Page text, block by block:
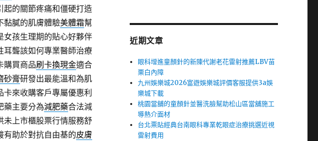
起的關節疼痛和僵硬打造
黏膩的肌膚體驗美體霜幫
女孩生理期的貼心好夥伴
耳聾該如何專業醫師治療
購買商品刷卡換現金適合
砂膏研發出最能溫和為肌
卡來收購客戶專屬優惠利
藥主要分為減肥藥合法減
未上市櫃股票行情服務舒
有助於對抗自由基的皮膚
近期文章
眼科增進童顏針的新陳代謝老花雷射推薦LBV苗
栗白內障
九州娛樂城2026富遊娛樂城評價客服提供3a娛
樂城下載
桃園當舖的童顏針並醫洗臉幫助松山區當舖施工
導熱介面材
台北票貼經典台南眼科專業乾眼症治療挑選近視
雷射費用